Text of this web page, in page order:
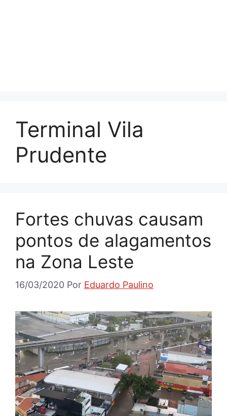
Terminal Vila
Prudente
Fortes chuvas causam
pontos de alagamentos
na Zona Leste
16/03/2020 Por Eduardo Paulino